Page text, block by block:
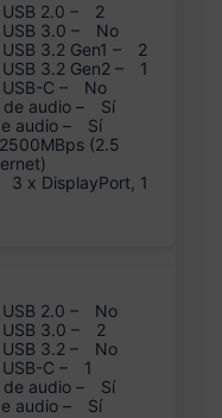
2.0 –
2
3.0 –
No
3.2 Gen1 –
2
3.2 Gen2 –
1
C –
No
audio –
Sí
audio –
Sí
2500MBps (2.5
3 x DisplayPort, 1
2.0 –
No
3.0 –
2
3.2 –
No
C –
1
audio –
Sí
audio –
Sí